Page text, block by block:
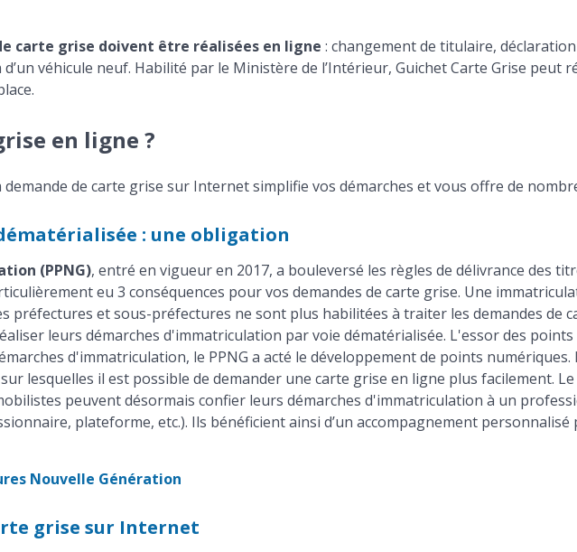
carte grise doivent être réalisées en ligne : changement de titulaire,
véhicule neuf. Habilité par le Ministère de l’Intérieur, Guichet Carte Grise peut
en ligne ?
de carte grise sur Internet simplifie vos démarches et vous offre de
: une obligation
(PPNG), entré en vigueur en 2017, a bouleversé les règles de délivrance des
eu 3 conséquences pour vos demandes de carte grise. Une
préfectures et sous-préfectures ne sont plus habilitées à traiter les demandes de
leurs démarches d'immatriculation par voie dématérialisée. L'essor des
d'immatriculation, le PPNG a acté le développement de points
lesquelles il est possible de demander une carte grise en ligne plus facilement.
peuvent désormais confier leurs démarches d'immatriculation à un
plateforme, etc.). Ils bénéficient ainsi d’un accompagnement
Nouvelle Génération
grise sur Internet